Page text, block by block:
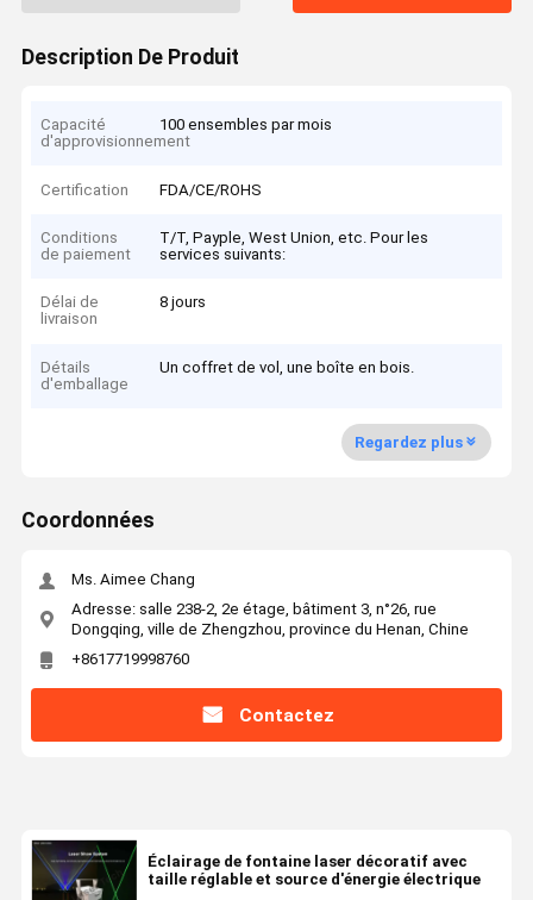
Description De Produit
Capacité
d'approvisionnement
100 ensembles par mois
Certification FDA/CE/ROHS
Conditions
de paiement
T/T, Payple, West Union, etc. Pour les
services suivants:
Délai de
livraison
8 jours
Détails
d'emballage
Un coffret de vol, une boîte en bois.
Regardez plus
Coordonnées
Ms. Aimee Chang
Adresse: salle 238-2, 2e étage, bâtiment 3, n°26, rue
Dongqing, ville de Zhengzhou, province du Henan, Chine
+8617719998760
Contactez
Éclairage de fontaine laser décoratif avec
taille réglable et source d'énergie électrique